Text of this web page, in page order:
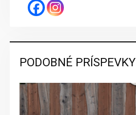
PODOBNÉ PRÍSPEVKY